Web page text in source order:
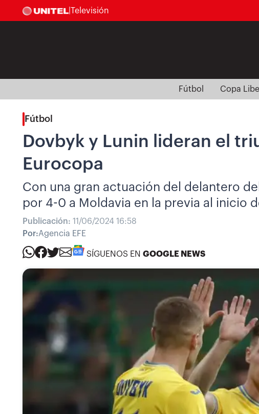
Televisión
Fútbol Copa
Fútbol
Dovbyk y Lunin lideran el
Eurocopa
Con una gran actuación del delantero
por 4-0 a Moldavia en la previa al inicio
Publicación: 11/06/2024 16:58
Por:Agencia EFE
SÍGUENOS EN GOOGLE NEWS